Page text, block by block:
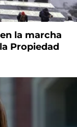
la marcha
Propiedad